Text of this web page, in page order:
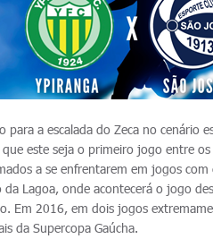
para a escalada do Zeca no cenário
que este seja o primeiro jogo entre
a se enfrentarem em jogos
da Lagoa, onde acontecerá o jogo
Em 2016, em dois jogos
da Supercopa Gaúcha.